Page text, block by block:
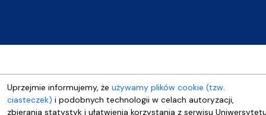
Uprzejmie informujemy, że używamy plików cookie (tzw.
ciasteczek) i podobnych technologii w celach autoryzacji,
zbierania statystyk i ułatwienia korzystania z serwisu